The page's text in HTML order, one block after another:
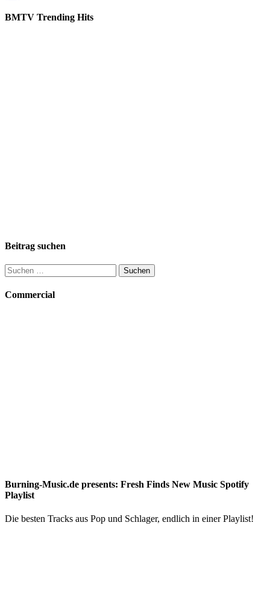
BMTV Trending Hits
Beitrag suchen
Suchen
nach:
Commercial
Burning-Music.de presents: Fresh Finds New Music Spotify
Playlist
Die besten Tracks aus Pop und Schlager, endlich in einer Playlist!